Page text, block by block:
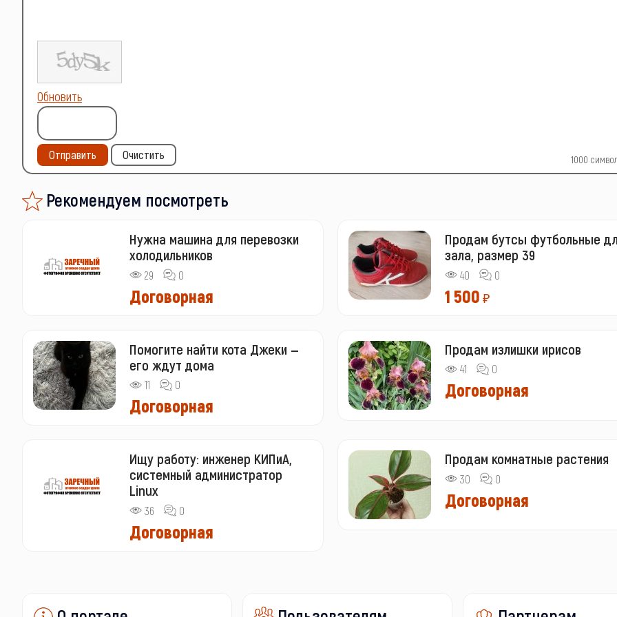
1000
Обновить
Отправить Очистить
Рекомендуем посмотреть
Нужна машина для перевозки
холодильников
29 0
Договорная
Продам бутсы футбольные
зала, размер 39
40 0
1 500 ₽
Помогите найти кота Джеки —
его ждут дома
11 0
Договорная
Продам излишки ирисов
41 0
Договорная
Ищу работу: инженер КИПиА,
системный администратор
Linux
36 0
Договорная
Продам комнатные растения
30 0
Договорная